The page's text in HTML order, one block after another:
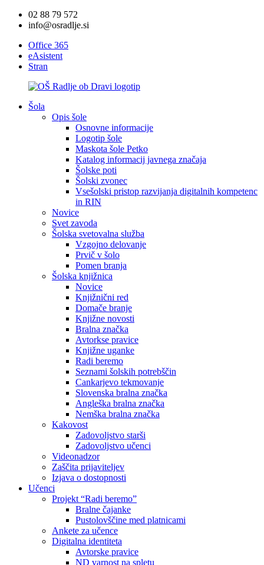
02 88 79 572
info@osradlje.si
Office 365
eAsistent
Stran
Šola
Opis šole
Osnovne informacije
Logotip šole
Maskota šole Petko
Katalog informacij javnega značaja
Šolske poti
Šolski zvonec
Vsešolski pristop razvijanja digitalnih kompetenc
in RIN
Novice
Svet zavoda
Šolska svetovalna služba
Vzgojno delovanje
Prvič v šolo
Pomen branja
Šolska knjižnica
Novice
Knjižnični red
Domače branje
Knjižne novosti
Bralna značka
Avtorkse pravice
Knjižne uganke
Radi beremo
Seznami šolskih potrebščin
Cankarjevo tekmovanje
Slovenska bralna značka
Angleška bralna značka
Nemška bralna značka
Kakovost
Zadovoljstvo starši
Zadovoljstvo učenci
Videonadzor
Zaščita prijaviteljev
Izjava o dostopnosti
Učenci
Projekt “Radi beremo”
Bralne čajanke
Pustolovščine med platnicami
Ankete za učence
Digitalna identiteta
Avtorske pravice
ND varnost na spletu